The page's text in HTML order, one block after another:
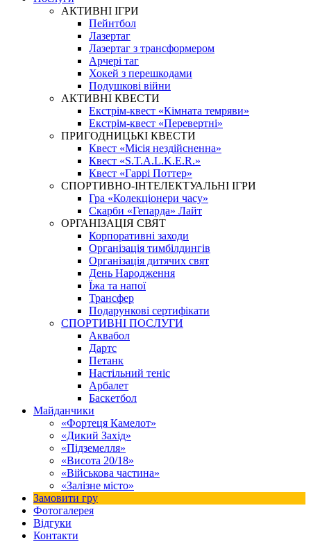
АКТИВНІ ІГРИ
Пейнтбол
Лазертаг
Лазертаг з трансформером
Арчері таг
Хокей з перешкодами
Подушкові війни
АКТИВНІ КВЕСТИ
Екстрім-квест «Кімната темряви»
Екстрім-квест «Перевертні»
ПРИГОДНИЦЬКІ КВЕСТИ
Квест «Місія нездійсненна»
Квест «S.T.A.L.K.E.R.»
Квест «Гаррі Поттер»
СПОРТИВНО-ІНТЕЛЕКТУАЛЬНІ ІГРИ
Гра «Колекціонери часу»
Скарби «Гепарда» Лайт
ОРГАНІЗАЦІЯ СВЯТ
Корпоративні заходи
Організація тимбілдингів
Організація дитячих свят
День Народження
Їжа та напої
Трансфер
Подарункові сертифікати
СПОРТИВНІ ПОСЛУГИ
Аквабол
Дартс
Петанк
Настільний теніс
Арбалет
Баскетбол
Майданчики
«Фортеця Камелот»
«Дикий Захід»
«Підземелля»
«Висота 20/18»
«Військова частина»
«Залізне місто»
Замовити гру
Фотогалерея
Відгуки
Контакти